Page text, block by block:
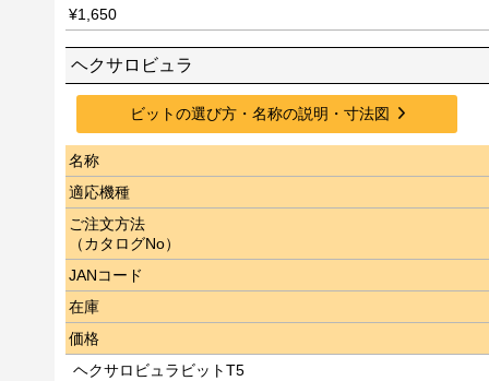
¥1,650
ヘクサロビュラ
ビットの選び方・名称の説明・寸法図
名称
適応機種
ご注文方法
（カタログNo）
JANコード
在庫
価格
ヘクサロビュラビットT5